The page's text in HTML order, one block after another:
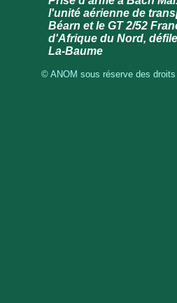
l'unité aérienne de
Béarn et le GT 2/52
d'Afrique du Nord,
La-Baume
© ANOM sous réserve des